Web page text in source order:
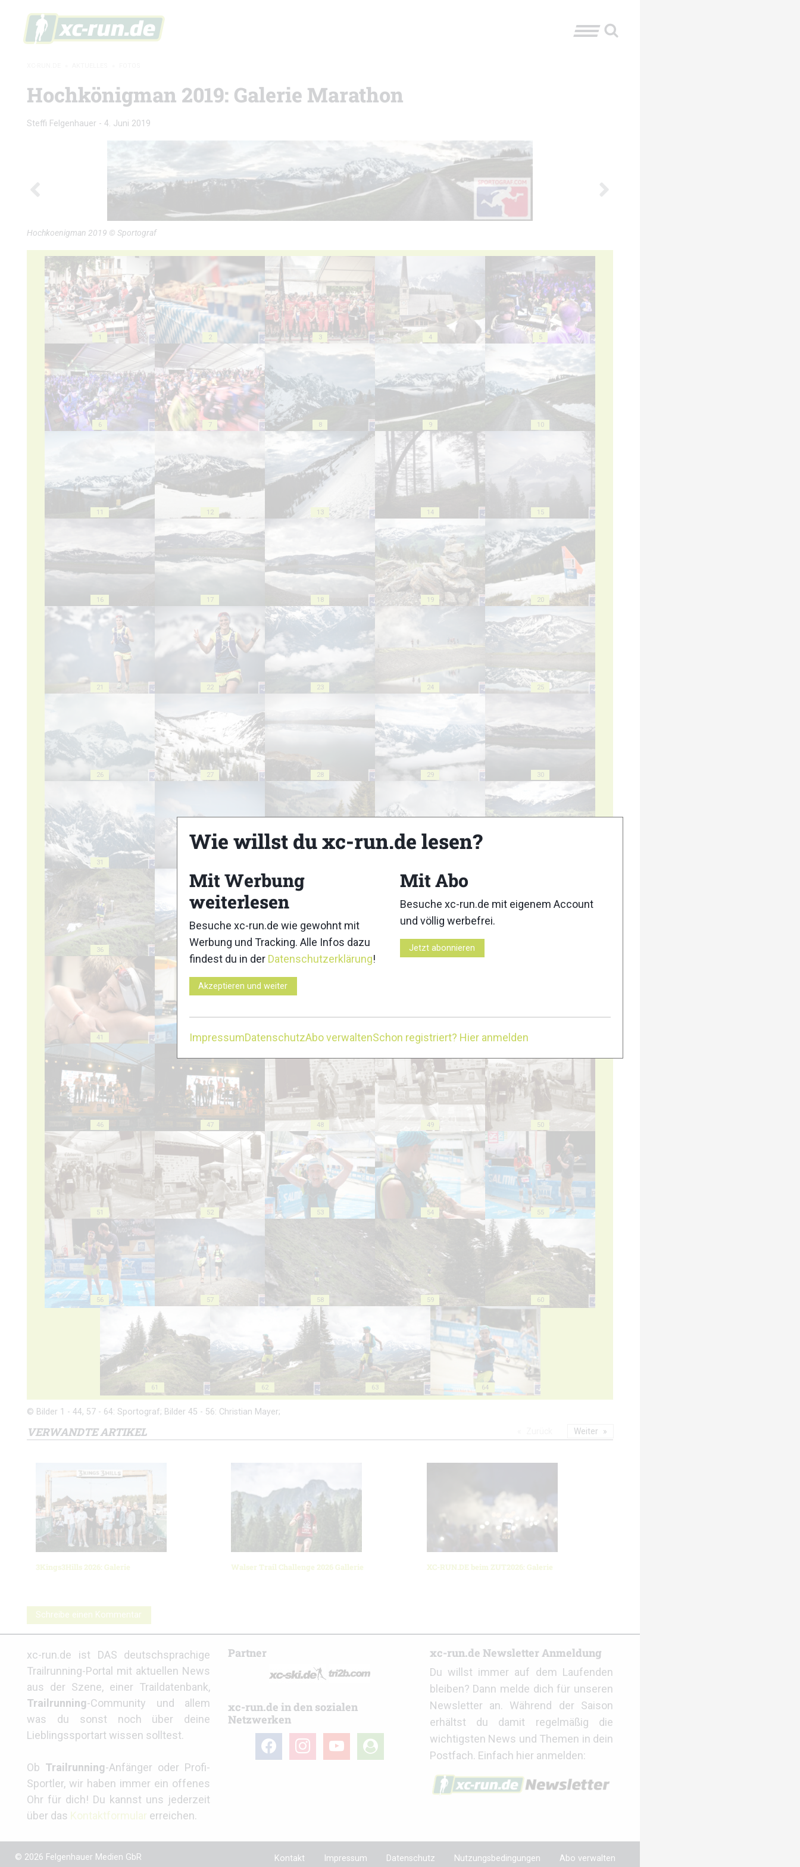
Hochkönigman 2019: Galerie Marathon
Steffi Felgenhauer - 4. Juni 2019
Hochkoenigman 2019 © Sportograf
1 2 3 4 5
6 7 8 9 10
11 12 13 14 15
16 17 18 19 20
21 22 23 24 25
26 27 28 29 30
31
36 39
41 42 43 44
46 47 48 49 50
51 52 53 54 55
56 57 58 59 60
61 62 63 64
© Bilder 1 - 44, 57 - 64: Sportograf; Bilder 45 - 56: Christian Mayer;
VERWANDTE ARTIKEL
3Kings3Hills 2026: Galerie Walser Trail Challenge 2026 Gallerie XC-RUN.DE beim ZUT2026: Galerie
Weiter
Schreibe einen Kommentar
xc-run.de ist DAS deutschsprachige
Trailrunning-Portal mit aktuellen News
aus der Szene, einer Traildatenbank,
Trailrunning-Community und allem
was du sonst noch über deine
Lieblingssportart wissen solltest.
Ob Trailrunning-Anfänger oder Profi-
Sportler, wir haben immer ein offenes
Ohr für dich! Du kannst uns jederzeit
über das Kontaktformular erreichen.
Partner
xc-run.de in den sozialen
Netzwerken
facebookinstagramyoutube
user-
circle
xc-run.de Newsletter Anmeldung
Du willst immer auf dem Laufenden
bleiben? Dann melde dich für unseren
Newsletter an. Während der Saison
erhältst du damit regelmäßig die
wichtigsten News und Themen in dein
Postfach. Einfach hier anmelden:
© 2026 Felgenhauer Medien GbR Kontakt Impressum Datenschutz Nutzungsbedingungen Abo verwalten
Wie willst du xc-run.de lesen?
Mit Werbung
weiterlesen
Besuche xc-run.de wie gewohnt mit
Werbung und Tracking. Alle Infos dazu
findest du in der Datenschutzerklärung!
Akzeptieren und weiter
Mit Abo
Besuche xc-run.de mit eigenem Account
und völlig werbefrei.
Jetzt abonnieren
ImpressumDatenschutzAbo verwaltenSchon registriert? Hier anmelden